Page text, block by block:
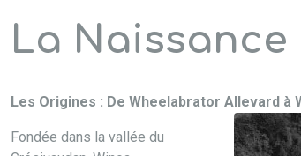
La
Les Origines : De Wheelabrator Allevard à
Fondée dans la vallée du